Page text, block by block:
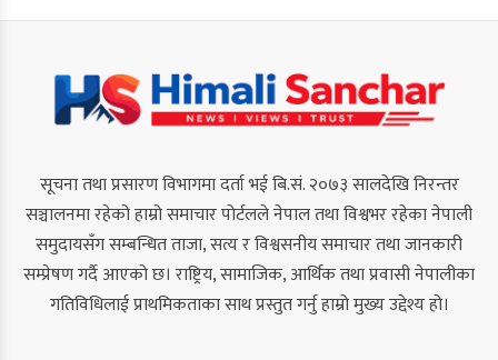
सूचना तथा प्रसारण विभागमा दर्ता भई बि.सं. २०७३ सालदेखि निरन्तर
सञ्चालनमा रहेको हाम्रो समाचार पोर्टलले नेपाल तथा विश्वभर रहेका नेपाली
समुदायसँग सम्बन्धित ताजा, सत्य र विश्वसनीय समाचार तथा जानकारी
सम्प्रेषण गर्दै आएको छ। राष्ट्रिय, सामाजिक, आर्थिक तथा प्रवासी नेपालीका
गतिविधिलाई प्राथमिकताका साथ प्रस्तुत गर्नु हाम्रो मुख्य उद्देश्य हो।